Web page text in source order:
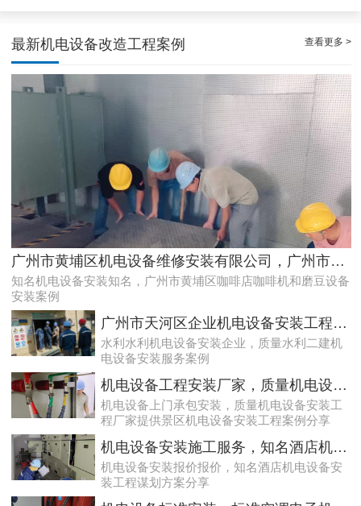
天河配电房预防性试验运行维护案例
最新机电设备改造工程案例 查看更多 >
广州市黄埔区机电设备维修安装有限公司，广州市黄埔区咖啡店咖啡机和磨豆设备安装案例
知名机电设备安装知名，广州市黄埔区咖啡店咖啡机和磨豆设备
安装案例
广州市天河区企业机电设备安装工程，质量水利二建机电设备安装服务案例
水利水利机电设备安装企业，质量水利二建机
电设备安装服务案例
机电设备工程安装厂家，质量机电设备安装工程厂家提供景区机电设备安装工程案例分享
机电设备上门承包安装，质量机电设备安装工
程厂家提供景区机电设备安装工程案例分享
机电设备安装施工服务，知名酒店机电设备安装工程谋划方案分享
机电设备安装报价报价，知名酒店机电设备安
装工程谋划方案分享